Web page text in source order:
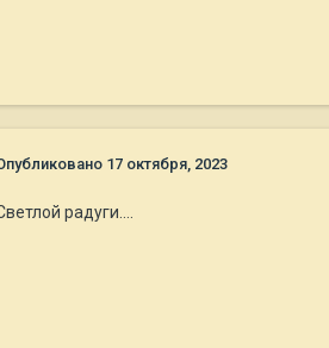
17 октября, 2023
радуги....